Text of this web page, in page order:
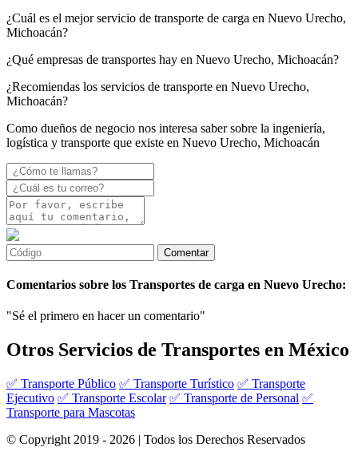
¿Cuál es el mejor servicio de transporte de carga en Nuevo Urecho,
Michoacán?
¿Qué empresas de transportes hay en Nuevo Urecho, Michoacán?
¿Recomiendas los servicios de transporte en Nuevo Urecho,
Michoacán?
Como dueños de negocio nos interesa saber sobre la ingeniería,
logística y transporte que existe en Nuevo Urecho, Michoacán
Comentarios sobre los Transportes de carga en Nuevo Urecho:
"Sé el primero en hacer un comentario"
Otros Servicios de Transportes en México
✅ Transporte Público ✅ Transporte Turístico ✅ Transporte
Ejecutivo ✅ Transporte Escolar ✅ Transporte de Personal ✅
Transporte para Mascotas
© Copyright 2019 - 2026 | Todos los Derechos Reservados